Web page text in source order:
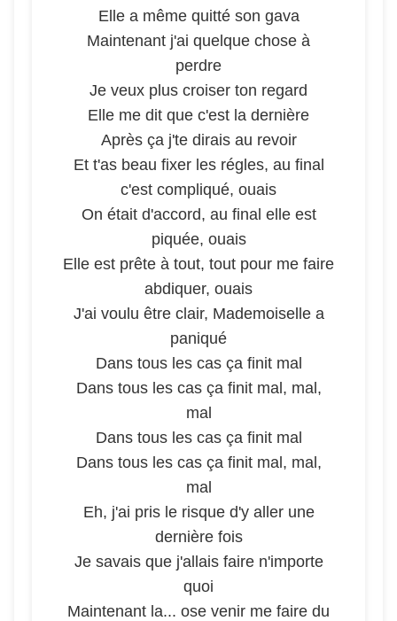
Elle a même quitté son gava
Maintenant j'ai quelque chose à
perdre
Je veux plus croiser ton regard
Elle me dit que c'est la dernière
Après ça j'te dirais au revoir
Et t'as beau fixer les régles, au final
c'est compliqué, ouais
On était d'accord, au final elle est
piquée, ouais
Elle est prête à tout, tout pour me faire
abdiquer, ouais
J'ai voulu être clair, Mademoiselle a
paniqué
Dans tous les cas ça finit mal
Dans tous les cas ça finit mal, mal,
mal
Dans tous les cas ça finit mal
Dans tous les cas ça finit mal, mal,
mal
Eh, j'ai pris le risque d'y aller une
dernière fois
Je savais que j'allais faire n'importe
quoi
Maintenant la... ose venir me faire du